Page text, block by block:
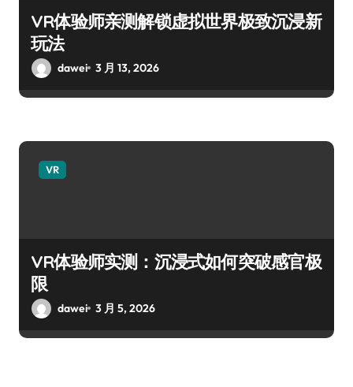
VR体验师亲测解锁虚拟世界极致沉浸新
玩法
dawei 3 月 13, 2026
VR
VR体验师实测：沉浸式如何突破感官极
限
dawei 3 月 5, 2026